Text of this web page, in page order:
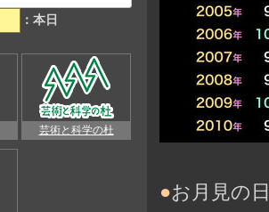
●お月見の
：本日
芸術と科学の杜